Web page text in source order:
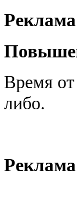
Реклама
Время от
либо.
Реклама